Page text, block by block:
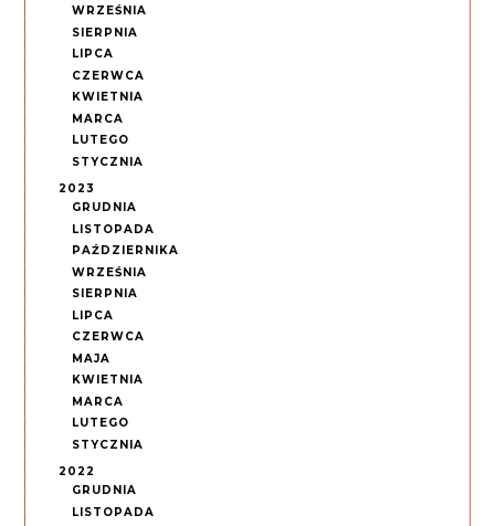
WRZEŚNIA
SIERPNIA
LIPCA
CZERWCA
KWIETNIA
MARCA
LUTEGO
STYCZNIA
2023
GRUDNIA
LISTOPADA
PAŹDZIERNIKA
WRZEŚNIA
SIERPNIA
LIPCA
CZERWCA
MAJA
KWIETNIA
MARCA
LUTEGO
STYCZNIA
2022
GRUDNIA
LISTOPADA